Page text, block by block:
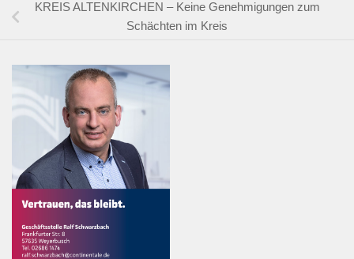
KREIS ALTENKIRCHEN – Keine Genehmigungen zum
Schächten im Kreis